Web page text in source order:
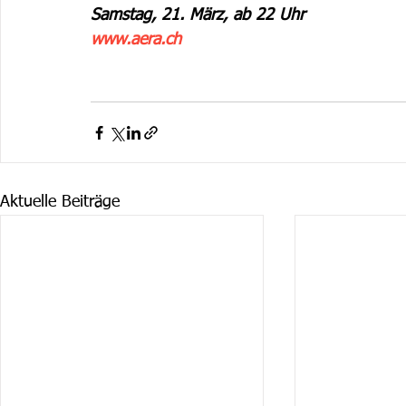
Samstag, 21. März, ab 22 Uhr
www.aera.ch
Aktuelle Beiträge